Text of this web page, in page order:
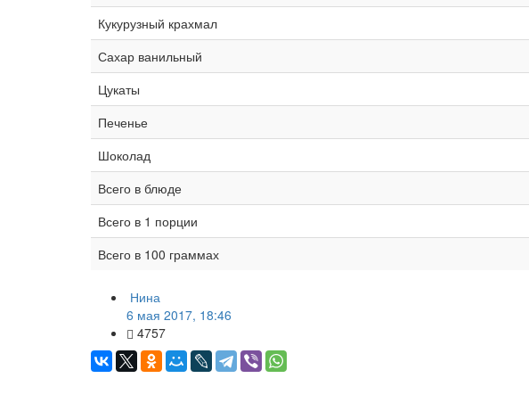
Кукурузный крахмал
Сахар ванильный
Цукаты
Печенье
Шоколад
Всего в блюде
Всего в 1 порции
Всего в 100 граммах
Нина
6 мая 2017, 18:46
4757